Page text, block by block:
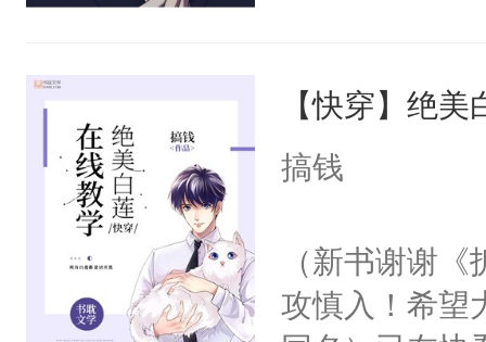
来，给老公
用力——为你
【快穿】绝
搞钱
（新书谢谢
攻慎入！希望